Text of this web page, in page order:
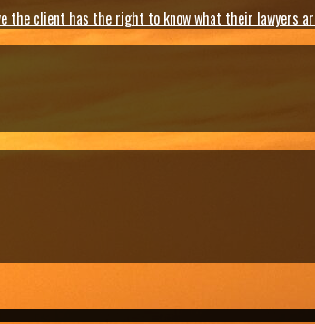
the client has the right to know what their lawyers